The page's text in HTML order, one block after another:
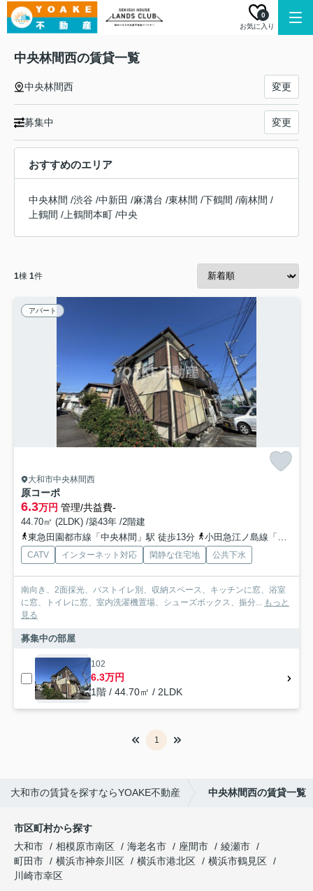
お気に入り
0
中央林間西の賃貸一覧
中央林間西 変更
募集中 変更
おすすめのエリア
中央林間 /渋谷 /中新田 /麻溝台 /東林間 /下鶴間 /南林間 /
上鶴間 / 上鶴間本町 /中央
1棟 1件
アパート
大和市中央林間西
原コーポ
6.3万円 管理/共益費-
44.70㎡ (2LDK) /築43年 /2階建
東急田園都市線「中央林間」駅 徒歩13分
小田急江ノ島線「南林間」駅 徒歩10分
CATV インターネット対応 閑静な住宅地 公共下水
南向き、2面採光、バストイレ別、収納スペース、キッチンに窓、浴室
に窓、トイレに窓、室内洗濯機置場、シューズボックス、振分... もっと
見る
募集中の部屋
102
6.3万円
1階 / 44.70㎡ / 2LDK
1
大和市の賃貸を探すならYOAKE不動産 中央林間西の賃貸一覧
市区町村から探す
大和市
相模原市南区 海老名市 座間市
綾瀬市
町田市
横浜市神奈川区 横浜市港北区
横浜市鶴見区
川崎市幸区